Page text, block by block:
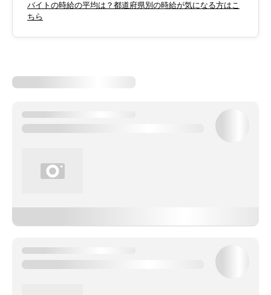
バイトの時給の平均は？都道府県別の時給が気になる方はこ
ちら